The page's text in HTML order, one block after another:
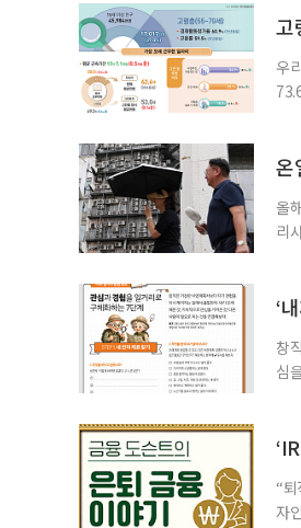
여
고
우
온
올
리
고
‘
창
심
“
자